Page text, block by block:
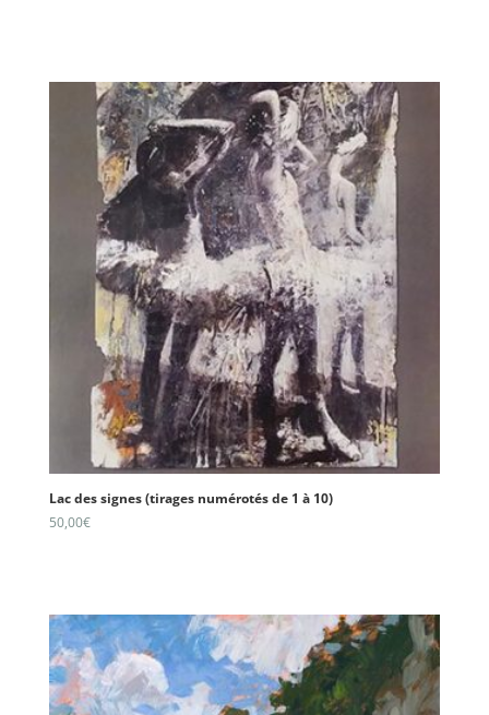
Lac des signes (tirages numérotés de 1 à 10)
50,00€